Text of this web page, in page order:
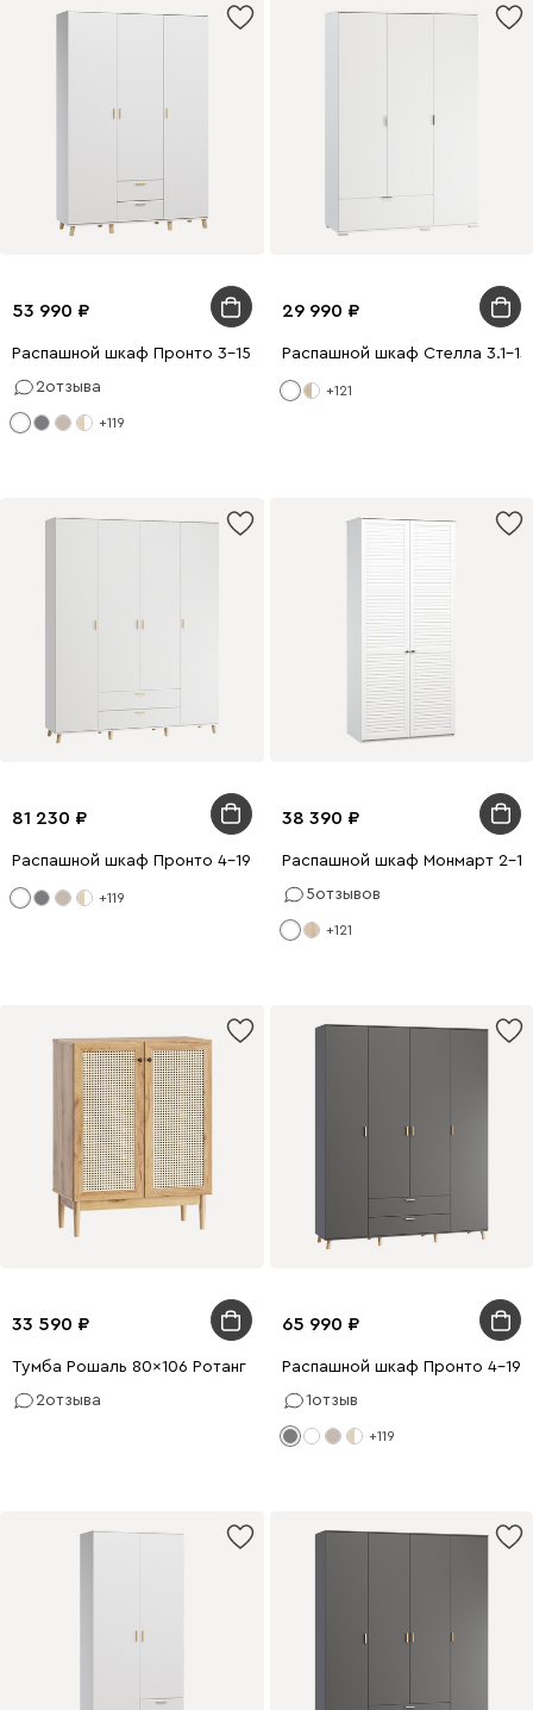
53 990
Распашной шкаф Пронто 3-150x220 Белый с зеркалом
2отзыва
+119
29 990
Распашной шкаф Стелла 3.1-
+121
81 230
Распашной шкаф Пронто 4-190x240 Белый с зеркалом
+119
38 390
Распашной шкаф Монмарт 2-
5отзывов
+121
33 590
Тумба Рошаль 80x106 Ротанг
2отзыва
65 990
Распашной шкаф Пронто 4-
1отзыв
+119